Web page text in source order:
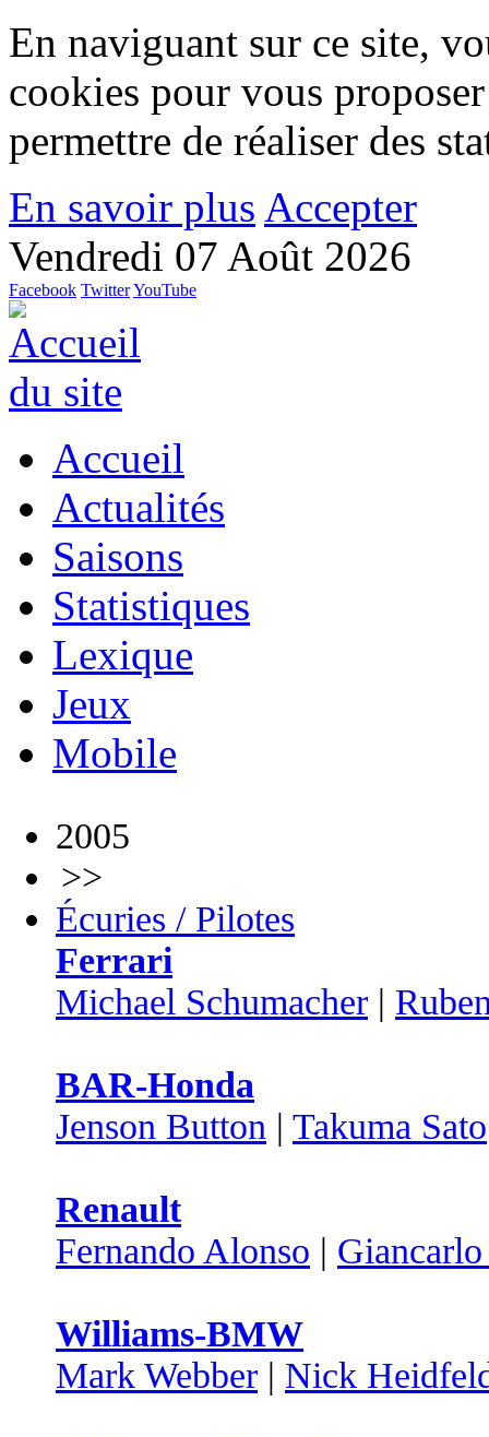
En naviguant sur ce site,
cookies pour vous
permettre de réaliser des
En savoir plus Accepter
Vendredi 07 Août 2026
Facebook TwitterYouTube
Accueil
Actualités
Saisons
Statistiques
Lexique
Jeux
Mobile
2005
>>
Écuries / Pilotes
Ferrari
Michael Schumacher |
BAR-Honda
Jenson Button | Takuma Sato
Renault
Fernando Alonso |
Williams-BMW
Mark Webber | Nick